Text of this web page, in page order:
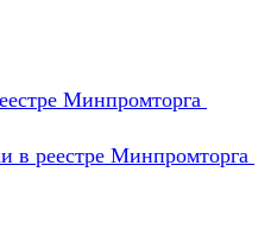
Минпромторга
в реестре Минпромторга